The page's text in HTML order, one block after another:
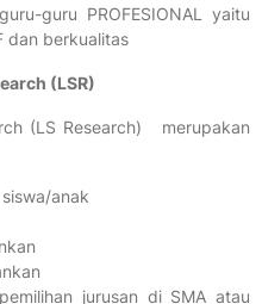
guru PROFESIONAL yaitu
dan berkualitas
(LSR)
(LS Research) merupakan
anak
jurusan di SMA atau